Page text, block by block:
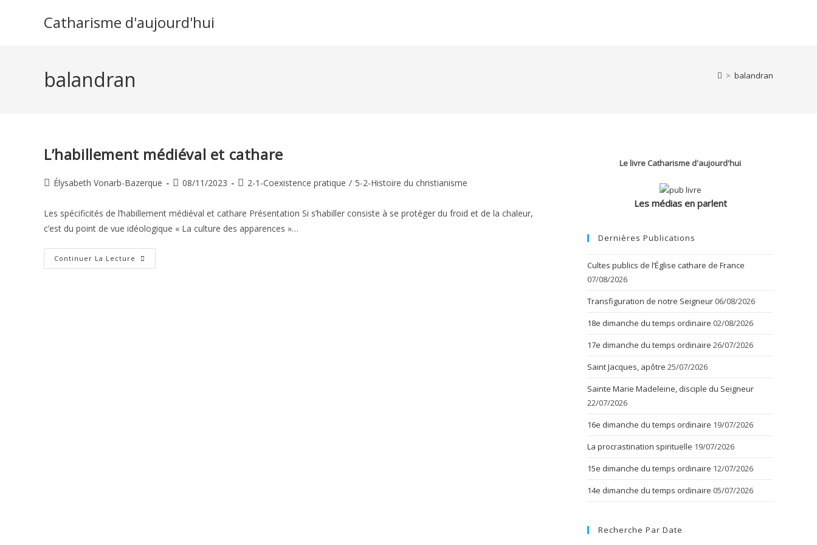
Catharisme d'aujourd'hui
balandran > balandran
L’habillement médiéval et cathare
Auteur/autrice
la
publication :
Élysabeth Vonarb-Bazerque
Publication
08/11/2023
Post2-1-Coexistence pratique / 5-2-Histoire du christianisme
Les spécificités de l’habillement médiéval et cathare Présentation Si s’habiller consiste à se protéger du froid et de la chaleur,
c’est du point de vue idéologique « La culture des apparences »…
Continuer La Lecture L’habillement
Médiéval
Le livre Catharisme d'aujourd'hui
Les médias en parlent
Dernières Publications
Cultes publics de l’Église cathare de France
07/08/2026
Transfiguration de notre Seigneur 06/08/2026
18e dimanche du temps ordinaire 02/08/2026
17e dimanche du temps ordinaire 26/07/2026
Saint Jacques, apôtre 25/07/2026
Sainte Marie Madeleine, disciple du Seigneur
22/07/2026
16e dimanche du temps ordinaire 19/07/2026
La procrastination spirituelle 19/07/2026
15e dimanche du temps ordinaire 12/07/2026
14e dimanche du temps ordinaire 05/07/2026
Recherche Par Date